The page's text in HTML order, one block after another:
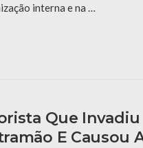
interna e na …
Que Invadiu
E Causou